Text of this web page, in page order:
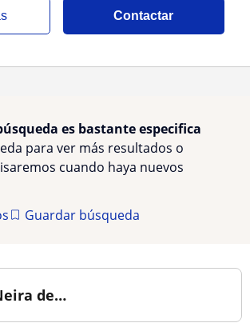
Contactar
es bastante especifica
para ver más resultados o
cuando haya nuevos
Guardar búsqueda
de…